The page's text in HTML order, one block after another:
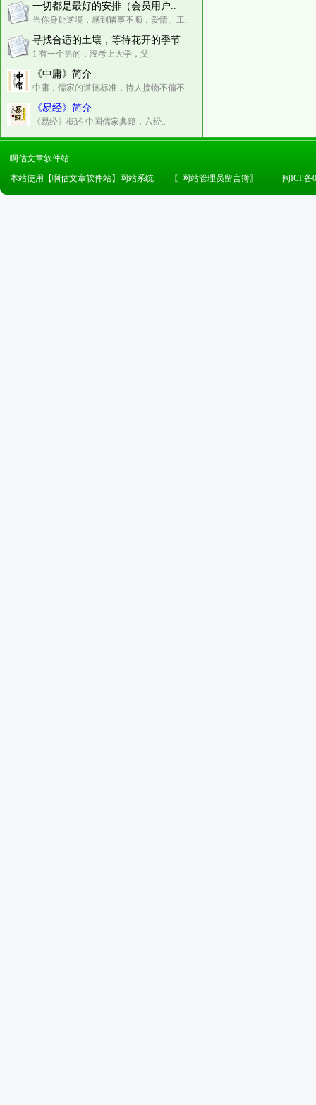
一切都是最好的安排（会员用户..
当你身处逆境，感到诸事不顺，爱情、工..
寻找合适的土壤，等待花开的季节
1 有一个男的，没考上大学，父..
《中庸》简介
中庸，儒家的道德标准，待人接物不偏不..
《易经》简介
《易经》概述 中国儒家典籍，六经..
啊估文章软件站
本站使用【啊估文章软件站】网站系统
〖 网站管理员留言簿〗 闽ICP备